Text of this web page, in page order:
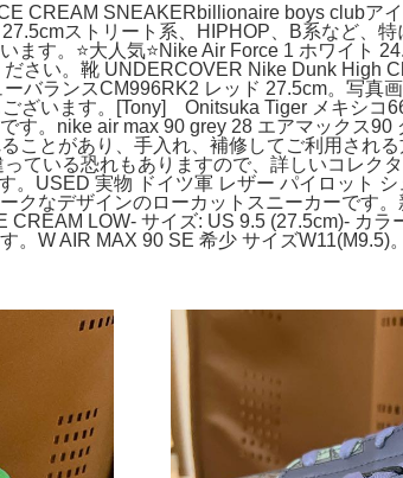
SNEAKERbillionaire boys clubア
ストリート系、HIPHOP、B系など、
す。⭐️大人気⭐️Nike Air Force 1 ホワイト
ださい。靴 UNDERCOVER Nike Dunk
バランスCM996RK2 レッド 27.5cm。写真
います。[Tony] Onitsuka Tiger メキシコ
。nike air max 90 grey 28 エアマックス90
ことがあり、手入れ、補修してご利用され
ている恐れもありますので、詳しいコレク
。USED 実物 ドイツ軍 レザー パイロッ
クなデザインのローカットスニーカーです
LOW- サイズ: US 9.5 (27.5cm)- カラ
W AIR MAX 90 SE 希少 サイズW11(M9.5)。